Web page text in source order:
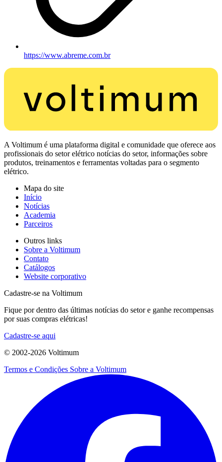
https://www.abreme.com.br
A Voltimum é uma plataforma digital e comunidade que oferece aos
profissionais do setor elétrico notícias do setor, informações sobre
produtos, treinamentos e ferramentas voltadas para o segmento
elétrico.
Mapa do site
Início
Notícias
Academia
Parceiros
Outros links
Sobre a Voltimum
Contato
Catálogos
Website corporativo
Cadastre-se na Voltimum
Fique por dentro das últimas notícias do setor e ganhe recompensas
por suas compras elétricas!
Cadastre-se aqui
© 2002-2026 Voltimum
Termos e Condições Sobre a Voltimum